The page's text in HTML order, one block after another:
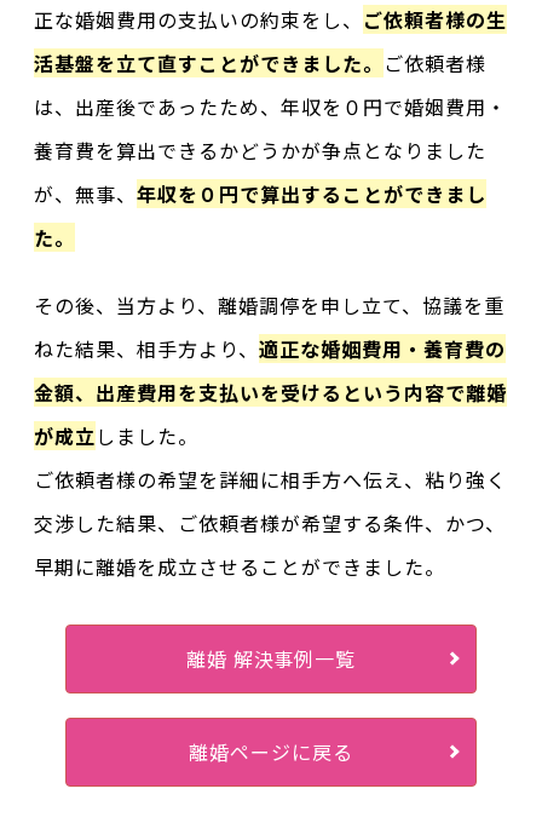
正な婚姻費用の支払いの約束をし、 ご依頼者様の生
活基盤を立て直すことができました。 ご依頼者様
は、出産後であったため、年収を０円で婚姻費用・
養育費を算出できるかどうかが争点となりました
が、無事、年収を０円で算出することができまし
た。
その後、当方より、離婚調停を申し立て、協議を重
ねた結果、相手方より、適正な婚姻費用・養育費の
金額、出産費用を支払いを受けるという内容で離婚
が成立 しました。
ご依頼者様の希望を詳細に相手方へ伝え、粘り強く
交渉した結果、ご依頼者様が希望する条件、かつ、
早期に離婚を成立させることができました。
離婚 解決事例一覧
離婚ページに戻る